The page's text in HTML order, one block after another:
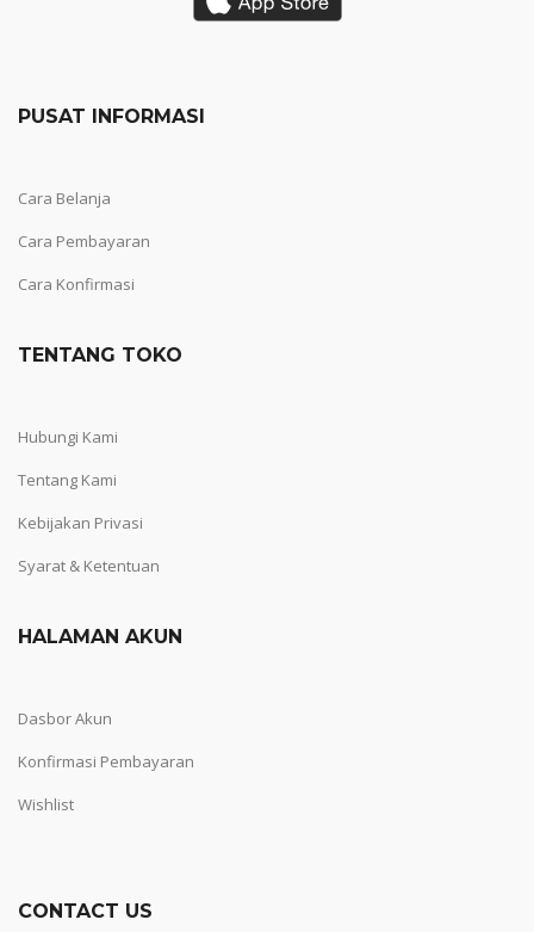
PUSAT INFORMASI
Cara Belanja
Cara Pembayaran
Cara Konfirmasi
TENTANG TOKO
Hubungi Kami
Tentang Kami
Kebijakan Privasi
Syarat & Ketentuan
HALAMAN AKUN
Dasbor Akun
Konfirmasi Pembayaran
Wishlist
CONTACT US